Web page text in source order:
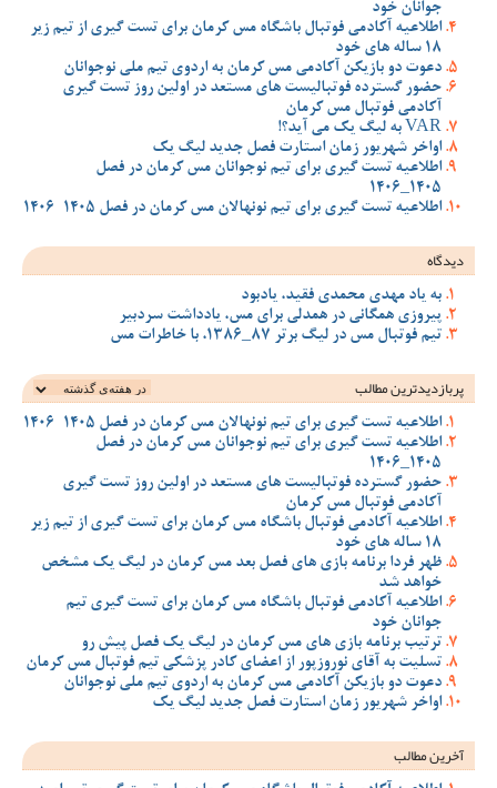
جوانان خود
اطلاعیه آکادمی فوتبال باشگاه مس کرمان برای تست گیری از تیم زیر
18 ساله های خود
دعوت دو بازیکن آکادمی مس کرمان به اردوی تیم ملی نوجوانان
حضور گسترده فوتبالیست های مستعد در اولین روز تست گیری
آکادمی فوتبال مس کرمان
VAR به لیگ یک می آید؟!
اواخر شهریور زمان استارت فصل جدید لیگ یک
اطلاعیه تست گیری برای تیم نوجوانان مس کرمان در فصل
1405_1406
اطلاعیه تست گیری برای تیم نونهالان مس کرمان در فصل 1405-1406
دیدگاه
به یاد مهدی محمدی فقید، یادبود
پیروزی همگانی در همدلی برای مس، یادداشت سردبیر
تیم فوتبال مس در لیگ برتر 87_1386، با خاطرات مس
پربازدیدترین‌ مطالب
اطلاعیه تست گیری برای تیم نونهالان مس کرمان در فصل 1405-1406
اطلاعیه تست گیری برای تیم نوجوانان مس کرمان در فصل
1405_1406
حضور گسترده فوتبالیست های مستعد در اولین روز تست گیری
آکادمی فوتبال مس کرمان
اطلاعیه آکادمی فوتبال باشگاه مس کرمان برای تست گیری از تیم زیر
18 ساله های خود
ظهر فردا برنامه بازی های فصل بعد مس کرمان در لیگ یک مشخص
خواهد شد
اطلاعیه آکادمی فوتبال باشگاه مس کرمان برای تست گیری تیم
جوانان خود
ترتیب برنامه بازی های مس کرمان در لیگ یک فصل پیش رو
تسلیت به آقای نوروزپور از اعضای کادر پزشکی تیم فوتبال مس کرمان
دعوت دو بازیکن آکادمی مس کرمان به اردوی تیم ملی نوجوانان
اواخر شهریور زمان استارت فصل جدید لیگ یک
آخرین مطالب